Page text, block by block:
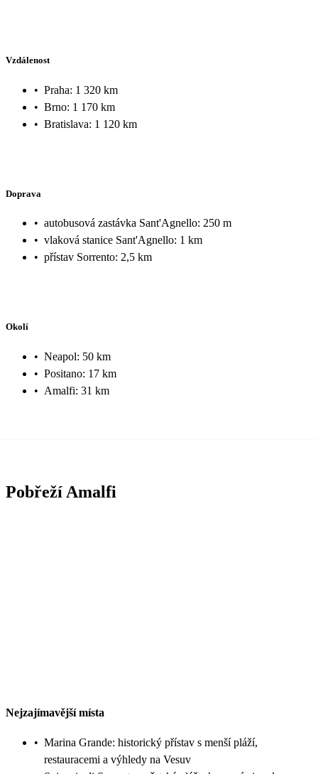
Vzdálenost
• Praha: 1 320 km
• Brno: 1 170 km
• Bratislava: 1 120 km
Doprava
• autobusová zastávka Sant'Agnello: 250 m
• vlaková stanice Sant'Agnello: 1 km
• přístav Sorrento: 2,5 km
Okolí
• Neapol: 50 km
• Positano: 17 km
• Amalfi: 31 km
Pobřeží Amalfi
Nejzajímavější místa
• Marina Grande: historický přístav s menší pláží,
restauracemi a výhledy na Vesuv